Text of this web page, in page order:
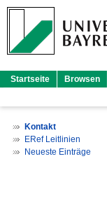
Startseite Browsen
Kontakt
ERef Leitlinien
Neueste Einträge